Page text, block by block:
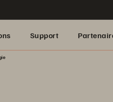
Support